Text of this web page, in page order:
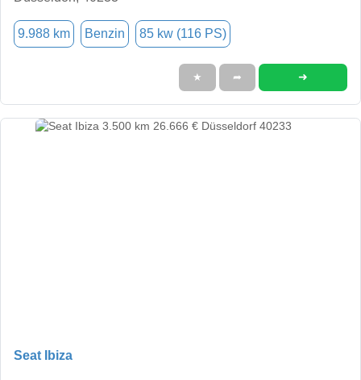
9.988 km Benzin 85 kw (116 PS)
★ ➦ ➜
Seat Ibiza